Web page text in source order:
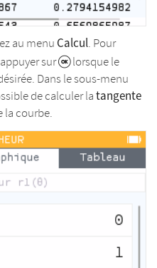
au menu Calcul. Pour
sur
lorsque le
Dans le sous-menu
de calculer latangente
la courbe.